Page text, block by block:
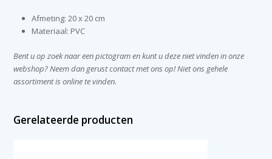
Afmeting: 20 x 20 cm
Materiaal: PVC
Bent u op zoek naar een pictogram en kunt u deze niet vinden in onze
webshop? Neem dan gerust contact met ons op! Niet ons gehele
assortiment is online te vinden.
Gerelateerde producten